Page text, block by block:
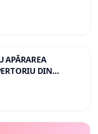
APĂRAREA
DIN